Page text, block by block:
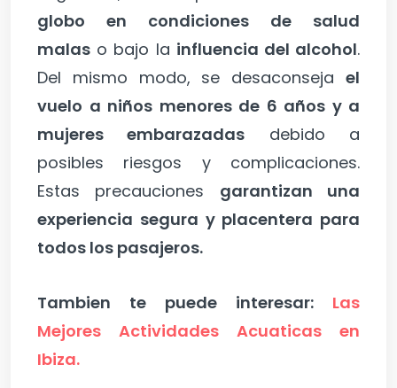
globo en condiciones de salud
malas o bajo la influencia del alcohol.
Del mismo modo, se desaconseja el
vuelo a niños menores de 6 años y a
mujeres embarazadas debido a
posibles riesgos y complicaciones.
Estas precauciones garantizan una
experiencia segura y placentera para
todos los pasajeros.
Tambien te puede interesar: Las
Mejores Actividades Acuaticas en
Ibiza.